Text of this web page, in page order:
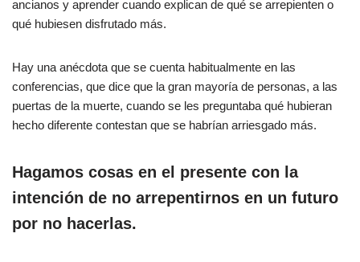
ancianos y aprender cuando explican de qué se arrepienten o
qué hubiesen disfrutado más.
Hay una anécdota que se cuenta habitualmente en las
conferencias, que dice que la gran mayoría de personas, a las
puertas de la muerte, cuando se les preguntaba qué hubieran
hecho diferente contestan que se habrían arriesgado más.
Hagamos cosas en el presente con la
intención de no arrepentirnos en un futuro
por no hacerlas.